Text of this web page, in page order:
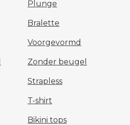
Plunge
Bralette
Voorgevormd
Zonder beugel
Strapless
T-shirt
Bikini tops